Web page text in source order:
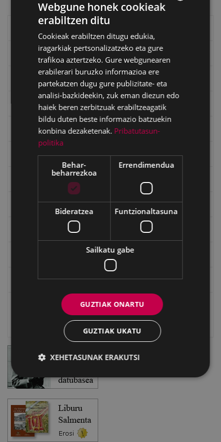
eta kitto
Goi Argi aldizkaria
Kultura egitaraua
Bidegileak
Txostenak eta dokumentuak
Eibarko Fonoteka
Eibarko Idazlanen Datu-basea
Webgune honek cookieak
erabiltzen ditu
Cookieak erabiltzen ditugu edukia,
iragarkiak pertsonalizatzeko eta gure
trafikoa aztertzeko. Gure webgunearen
erabilerari buruzko informazioa ere
partekatzen dugu gure publizitate- eta
analisi-bazkideekin, zuk eman diezun edo
haiek beren zerbitzuak erabiltzeagatik
bildu duten beste informazio batzuekin
konbina dezaketenak. Pribatutasun-
politika
Behar-
beharrezkoa
Errendimendua
Bideratzea Funtzionaltasuna
Sailkatu gabe
GUZTIAK ONARTU
GUZTIAK UKATU
XEHETASUNAK ERAKUTSI